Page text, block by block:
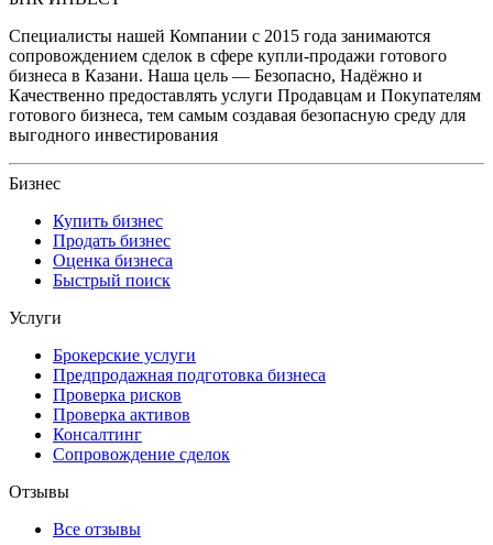
Специалисты нашей Компании с 2015 года занимаются
сопровождением сделок в сфере купли-продажи готового
бизнеса в Казани. Наша цель — Безопасно, Надёжно и
Качественно предоставлять услуги Продавцам и Покупателям
готового бизнеса, тем самым создавая безопасную среду для
выгодного инвестирования
Бизнес
Купить бизнес
Продать бизнес
Оценка бизнеса
Быстрый поиск
Услуги
Брокерские услуги
Предпродажная подготовка бизнеса
Проверка рисков
Проверка активов
Консалтинг
Сопровождение сделок
Отзывы
Все отзывы